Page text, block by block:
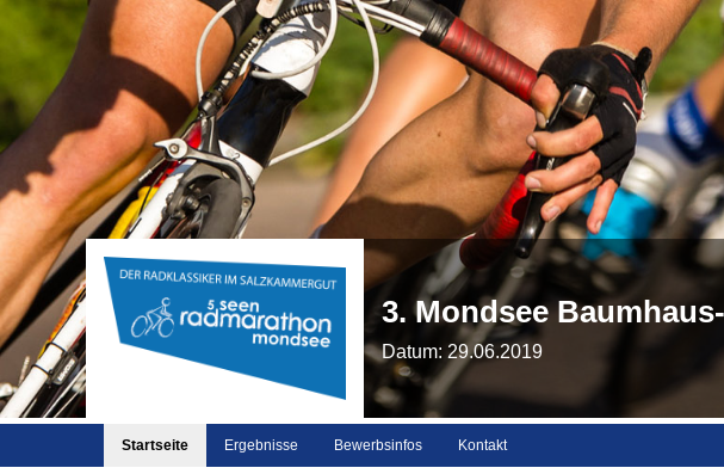
3. Mondsee
Datum: 29.06.2019
Startseite Ergebnisse Bewerbsinfos Kontakt